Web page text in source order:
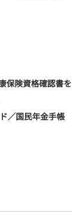
保険資格確認書を
／国民年金手帳